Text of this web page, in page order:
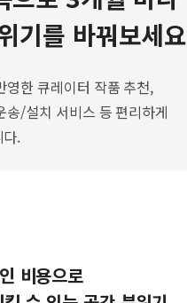
기를 바꿔보세요
영한 큐레이터 작품 추천,
송/설치 서비스 등 편리하게
.
비용으로